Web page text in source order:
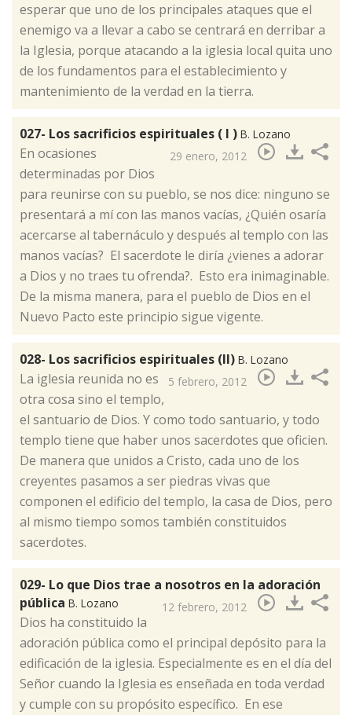
esperar que uno de los principales ataques que el
enemigo va a llevar a cabo se centrará en derribar a
la Iglesia, porque atacando a la iglesia local quita uno
de los fundamentos para el establecimiento y
mantenimiento de la verdad en la tierra.
027- Los sacrificios espirituales ( I ) B. Lozano
29 enero, 2012
​En ocasiones
determinadas por Dios
para reunirse con su pueblo, se nos dice: ninguno se
presentará a mí con las manos vacías, ¿Quién osaría
acercarse al tabernáculo y después al templo con las
manos vacías? El sacerdote le diría ¿vienes a adorar
a Dios y no traes tu ofrenda?. Esto era inimaginable.
De la misma manera, para el pueblo de Dios en el
Nuevo Pacto este principio sigue vigente.
028- Los sacrificios espirituales (II) B. Lozano
5 febrero, 2012
​La iglesia reunida no es
otra cosa sino el templo,
el santuario de Dios. Y como todo santuario, y todo
templo tiene que haber unos sacerdotes que oficien.
De manera que unidos a Cristo, cada uno de los
creyentes pasamos a ser piedras vivas que
componen el edificio del templo, la casa de Dios, pero
al mismo tiempo somos también constituidos
sacerdotes.
029- Lo que Dios trae a nosotros en la adoración
pública B. Lozano 12 febrero, 2012
​Dios ha constituido la
adoración pública como el principal depósito para la
edificación de la iglesia. Especialmente es en el día del
Señor cuando la Iglesia es enseñada en toda verdad
y cumple con su propósito específico. En ese